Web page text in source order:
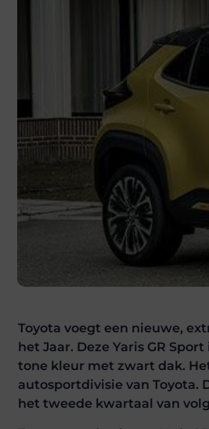
Toyota voegt een nieuwe,
het Jaar. Deze Yaris GR
tone kleur met zwart dak.
autosportdivisie van Toyota.
het tweede kwartaal van